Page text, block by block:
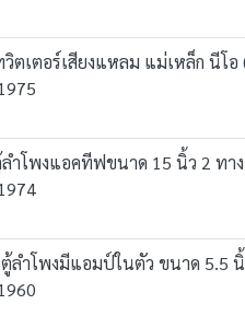
วิตเตอร์เสียงแหลม แม่เหล็ก นีโอ
ลำโพงแอคทีฟขนาด 15 นิ้ว 2 ทา
ตู้ลำโพงมีแอมป์ในตัว ขนาด 5.5